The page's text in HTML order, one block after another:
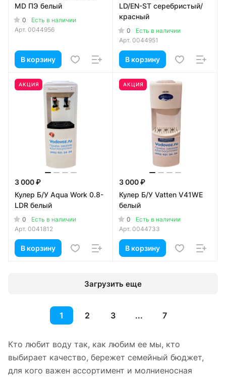
MD ПЭ белый
0
Есть в наличии
Арт. 0044956
В корзину
LD/EN-ST серебристый/
красный
0
Есть в наличии
Арт. 0044951
В корзину
АКЦИЯ
3 000 ₽
Кулер Б/У Aqua Work 0.8-
LDR белый
0
Есть в наличии
Арт. 0041812
В корзину
АКЦИЯ
3 000 ₽
Кулер Б/У Vatten V41WE
белый
0
Есть в наличии
Арт. 0044733
В корзину
Загрузить еще
1 2 3 ... 7
Кто любит воду так, как любим ее мы, кто
выбирает качество, бережет семейный бюджет,
для кого важен ассортимент и молниеносная